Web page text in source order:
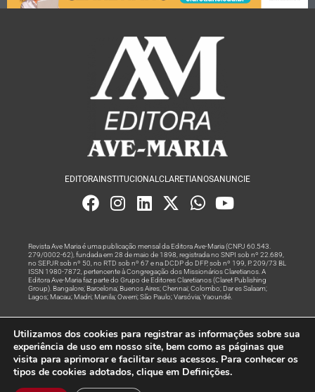
EDITORA INSTITUCIONALCLARETIANOSANUNCIE
Revista Ave Maria é uma publicação mensal da Editora Ave-Maria (CNPJ 60.543.
279/0002-62), fundada em 28 de maio de 1898, registrada no SNPI sob nº 22.689,
no SEPJR sob nº 50, no RTD sob nº 67 e na DCDP do DFP, sob nº 199, P. 209/73 BL
ISSN 1980-7872, pertencente à Congregação dos Missionários Claretianos. A
Editora Ave-Maria faz parte do Grupo de Editores Claretianos (Claret Publishing
Group). Bangalore; Barcelona; Buenos Aires; Chennai; Colombo; Dar es Salaam;
Lagos; Macau; Madri; Manila; Owerri; São Paulo; Varsóvia; Yaoundé.
Rede
© Todos os Direitos Reservados
Utilizamos dos cookies para registrar as informações sobre sua
experiência de uso em nosso site, bem como as páginas que
visita para aprimorar e facilitar seus acessos. Para conhecer os
tipos de cookies adotados, clique em Definições.